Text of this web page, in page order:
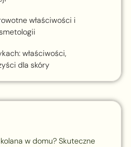
właściwości i
właściwości,
dla skóry
w domu? Skuteczne